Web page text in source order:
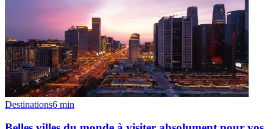
Destinations6 min